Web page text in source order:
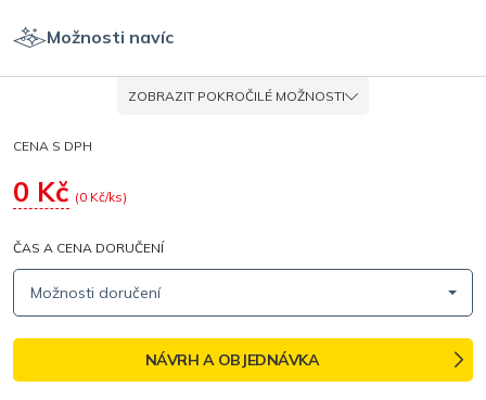
Možnosti navíc
ZOBRAZIT POKROČILÉ MOŽNOSTI
CENA S DPH
0 Kč (0 Kč/ks)
ČAS A CENA DORUČENÍ
Možnosti doručení
NÁVRH A OBJEDNÁVKA